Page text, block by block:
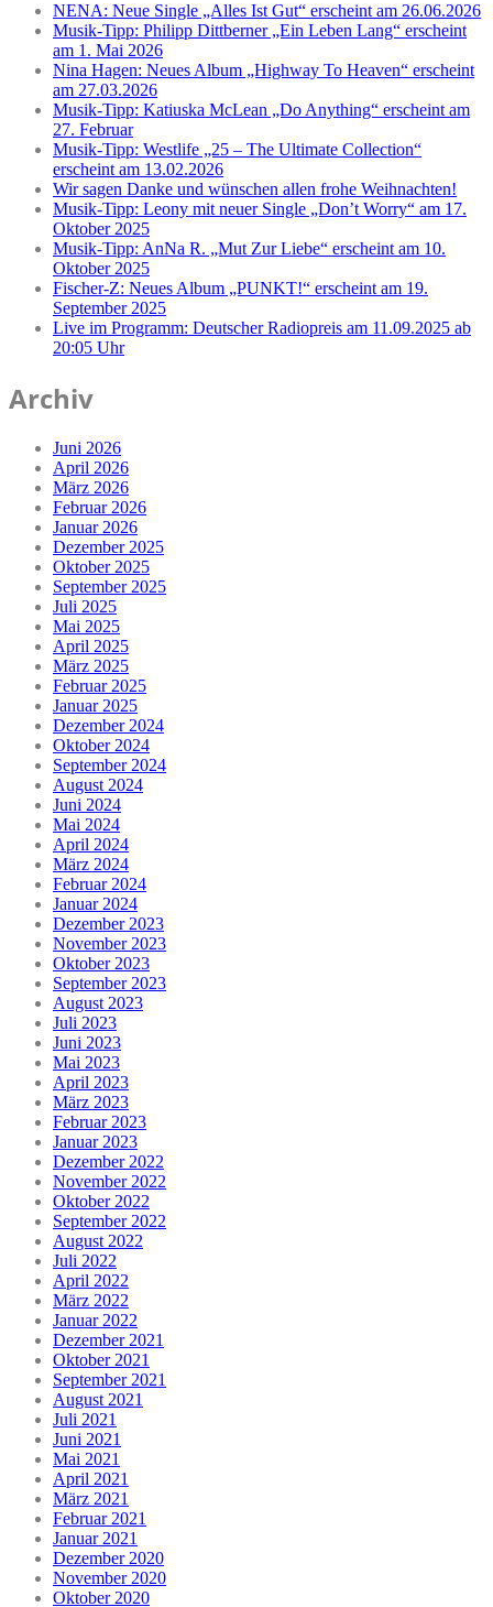
NENA: Neue Single „Alles Ist Gut“ erscheint am 26.06.2026
Musik-Tipp: Philipp Dittberner „Ein Leben Lang“ erscheint
am 1. Mai 2026
Nina Hagen: Neues Album „Highway To Heaven“ erscheint
am 27.03.2026
Musik-Tipp: Katiuska McLean „Do Anything“ erscheint am
27. Februar
Musik-Tipp: Westlife „25 – The Ultimate Collection“
erscheint am 13.02.2026
Wir sagen Danke und wünschen allen frohe Weihnachten!
Musik-Tipp: Leony mit neuer Single „Don’t Worry“ am 17.
Oktober 2025
Musik-Tipp: AnNa R. „Mut Zur Liebe“ erscheint am 10.
Oktober 2025
Fischer-Z: Neues Album „PUNKT!“ erscheint am 19.
September 2025
Live im Programm: Deutscher Radiopreis am 11.09.2025 ab
20:05 Uhr
Archiv
Juni 2026
April 2026
März 2026
Februar 2026
Januar 2026
Dezember 2025
Oktober 2025
September 2025
Juli 2025
Mai 2025
April 2025
März 2025
Februar 2025
Januar 2025
Dezember 2024
Oktober 2024
September 2024
August 2024
Juni 2024
Mai 2024
April 2024
März 2024
Februar 2024
Januar 2024
Dezember 2023
November 2023
Oktober 2023
September 2023
August 2023
Juli 2023
Juni 2023
Mai 2023
April 2023
März 2023
Februar 2023
Januar 2023
Dezember 2022
November 2022
Oktober 2022
September 2022
August 2022
Juli 2022
April 2022
März 2022
Januar 2022
Dezember 2021
Oktober 2021
September 2021
August 2021
Juli 2021
Juni 2021
Mai 2021
April 2021
März 2021
Februar 2021
Januar 2021
Dezember 2020
November 2020
Oktober 2020